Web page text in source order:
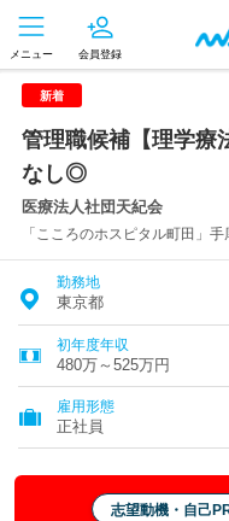
メニュー 会員登録
新着
管理職候補【理学療
なし◎
医療法人社団天紀会
「こころのホスピタル町田」
勤務地
東京都
初年度年収
480万～525万円
雇用形態
正社員
志望動機・自己